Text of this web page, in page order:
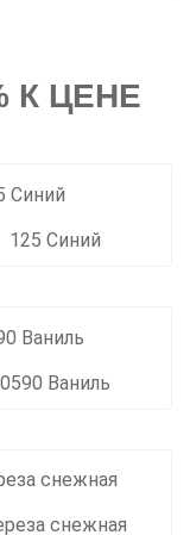
К ЦЕНЕ
125 Синий
0590 Ваниль
снежная